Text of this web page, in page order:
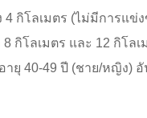
4 กิโลเมตร (ไม่มีการแข่
กิโลเมตร และ 12 กิโ
ยุ 40-49 ปี (ชาย/หญิง)